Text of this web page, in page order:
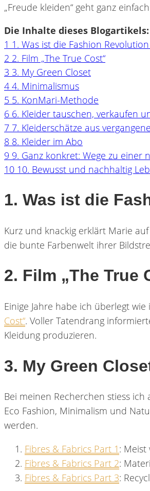
„Freude kleiden“ geht ganz
Die Inhalte dieses Blogartikels:
1 1. Was ist die Fashion
2 2. Film „The True Cost“
3 3. My Green Closet
4 4. Minimalismus
5 5. KonMari-Methode
6 6. Kleider tauschen, verkaufen
7 7. Kleiderschätze aus
8 8. Kleider im Abo
9 9. Ganz konkret: Wege zu einer
10 10. Bewusst und nachhaltig
1. Was ist die
Kurz und knackig erklärt Marie
die bunte Farbenwelt ihrer
2. Film „The True
Einige Jahre habe ich überlegt
Cost“. Voller Tatendrang
Kleidung produzieren.
3. My Green
Bei meinen Recherchen stiess ich
Eco Fashion, Minimalism und
werden.
Fibres & Fabrics Part 1 :
Fibres & Fabrics Part 2:
Fibres & Fabrics Part 3: